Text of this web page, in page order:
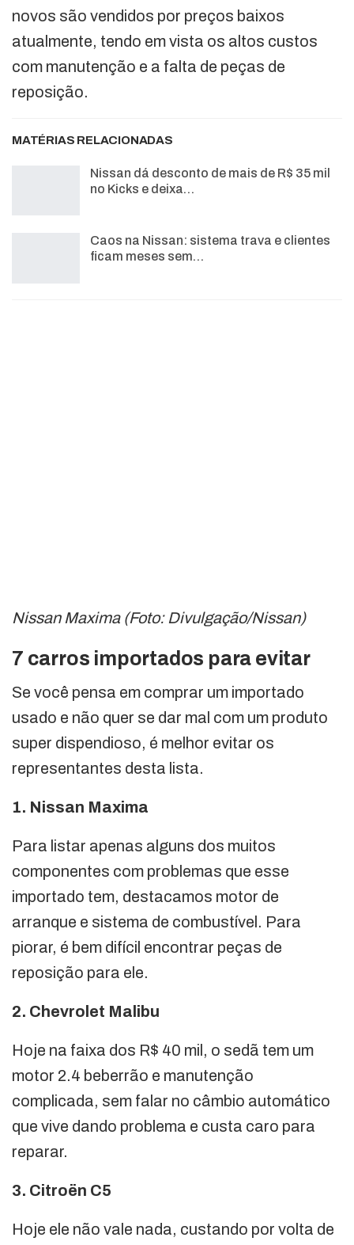
novos são vendidos por preços baixos
atualmente, tendo em vista os altos custos
com manutenção e a falta de peças de
reposição.
MATÉRIAS RELACIONADAS
Nissan dá desconto de mais de R$ 35 mil
no Kicks e deixa…
Caos na Nissan: sistema trava e clientes
ficam meses sem…
Nissan Maxima (Foto: Divulgação/Nissan)
7 carros importados para evitar
Se você pensa em comprar um importado
usado e não quer se dar mal com um produto
super dispendioso, é melhor evitar os
representantes desta lista.
1. Nissan Maxima
Para listar apenas alguns dos muitos
componentes com problemas que esse
importado tem, destacamos motor de
arranque e sistema de combustível. Para
piorar, é bem difícil encontrar peças de
reposição para ele.
2. Chevrolet Malibu
Hoje na faixa dos R$ 40 mil, o sedã tem um
motor 2.4 beberrão e manutenção
complicada, sem falar no câmbio automático
que vive dando problema e custa caro para
reparar.
3. Citroën C5
Hoje ele não vale nada, custando por volta de